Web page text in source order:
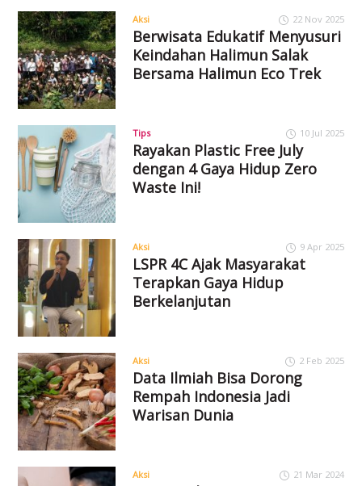
Aksi 22 Nov 2025
Berwisata Edukatif Menyusuri
Keindahan Halimun Salak
Bersama Halimun Eco Trek
Tips 10 Jul 2025
Rayakan Plastic Free July
dengan 4 Gaya Hidup Zero
Waste Ini!
Aksi 9 Apr 2025
LSPR 4C Ajak Masyarakat
Terapkan Gaya Hidup
Berkelanjutan
Aksi 2 Feb 2025
Data Ilmiah Bisa Dorong
Rempah Indonesia Jadi
Warisan Dunia
Aksi 21 Mar 2024